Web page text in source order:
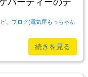
ブログ(電気屋もっちゃん
続きを見る